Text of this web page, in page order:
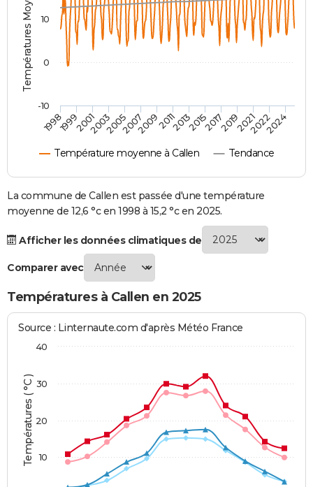
Destinations
City break
Voyage nature
Voyage de noces
Forum
Climat
PHOTO
GUIDES D'ACHAT
BONS PLANS
CARTE DE VOEUX
Carte de Noël
Carte Bonne année
Carte Saint-Valentin
Carte Pâques
Carte d'anniversaire
DICTIONNAIRE
Dictionnaire
Biographies
Citations
Expressions
Proverbes
PROGRAMME TV
S'inscrire
Se connecter
Lycées
Collèges
Primaires
Universités
Entreprises
Service militaire
Avis de recherche
AVIS DE DÉCÈS
FORUM
Bricolage
Lifestyle
Culture
Sport
Auto
Television
Voyage
Cinema
Température moyenne à Callen Tendance
199819992001200320052007200920112013201520172019202120222024
-10
0
10
La commune de Callen est passée d'une température
moyenne de 12,6 °c en 1998 à 15,2 °c en 2025.
Afficher les données climatiques de
Comparer avec
Températures à Callen en 2025
Températures ( °C )
Source : Linternaute.com d'après Météo France
10
20
30
40